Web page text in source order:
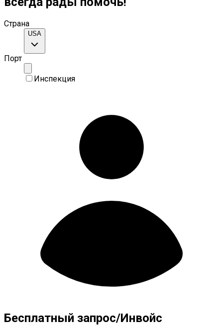
Страна
USA
Порт
Инспекция
Бесплатный запрос/Инвойс